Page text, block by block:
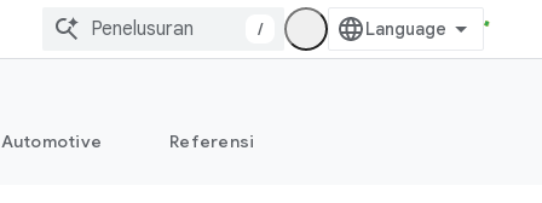
/
Automotive Referensi